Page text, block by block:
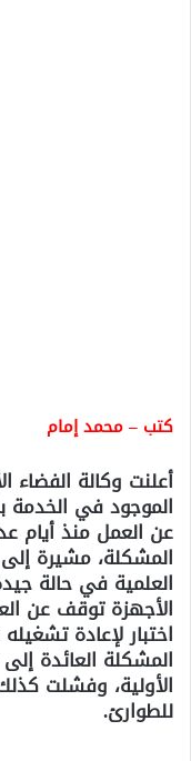
كتب – محمد إمام
أعلنت وكالة الفضاء
عن العمل منذ أيام
المشكلة، مشيرة
العلمية في حالة
اختبار لإعادة
المشكلة العائدة
الأولية، وفشلت
للطوارئ.